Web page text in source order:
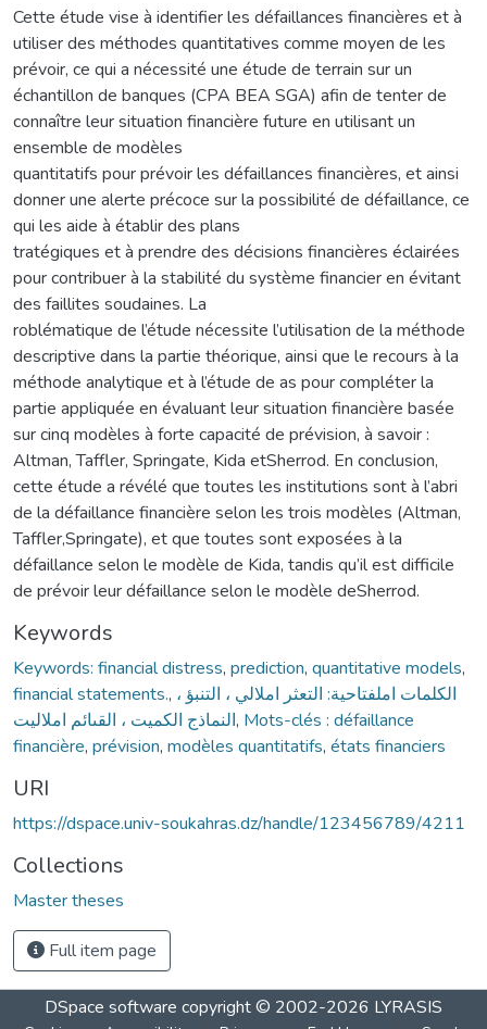
Cette étude vise à identifier les défaillances financières et à
utiliser des méthodes quantitatives comme moyen de les
prévoir, ce qui a nécessité une étude de terrain sur un
échantillon de banques (CPA BEA SGA) afin de tenter de
connaître leur situation financière future en utilisant un
ensemble de modèles
quantitatifs pour prévoir les défaillances financières, et ainsi
donner une alerte précoce sur la possibilité de défaillance, ce
qui les aide à établir des plans
tratégiques et à prendre des décisions financières éclairées
pour contribuer à la stabilité du système financier en évitant
des faillites soudaines. La
roblématique de l’étude nécessite l’utilisation de la méthode
descriptive dans la partie théorique, ainsi que le recours à la
méthode analytique et à l’étude de as pour compléter la
partie appliquée en évaluant leur situation financière basée
sur cinq modèles à forte capacité de prévision, à savoir :
Altman, Taffler, Springate, Kida etSherrod. En conclusion,
cette étude a révélé que toutes les institutions sont à l’abri
de la défaillance financière selon les trois modèles (Altman,
Taffler,Springate), et que toutes sont exposées à la
défaillance selon le modèle de Kida, tandis qu’il est difficile
de prévoir leur défaillance selon le modèle deSherrod.
Keywords
Keywords: financial distress, prediction, quantitative models,
financial statements., الكلمات املفتاحية: التعثر املالي ، التنبؤ ،
النماذج الكميت ، القىائم املاليت, Mots-clés : défaillance
financière, prévision, modèles quantitatifs, états financiers
URI
https://dspace.univ-soukahras.dz/handle/123456789/4211
Collections
Master theses
Full item page
DSpace software copyright © 2002-2026 LYRASIS